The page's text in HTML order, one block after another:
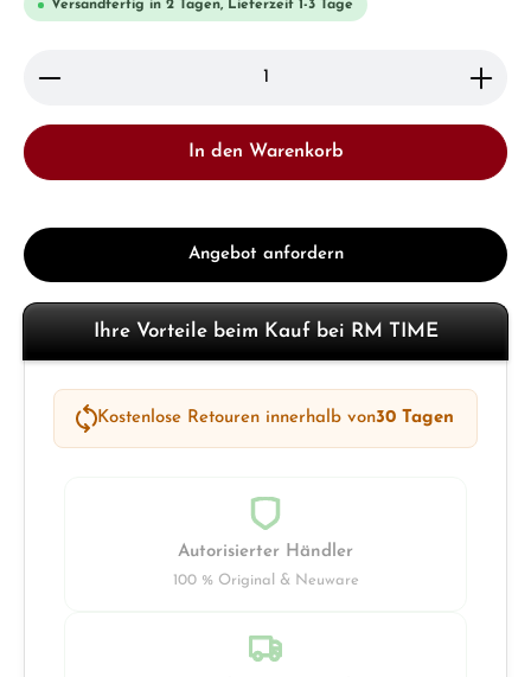
Versandfertig in 2 Tagen, Lieferzeit 1-3 Tage
Produkt Anzahl: Gib den gewünschten Wert ein
In den Warenkorb
Angebot anfordern
Ihre Vorteile beim Kauf bei RM TIME
Kostenlose Retouren innerhalb von30 Tagen
Autorisierter Händler
100 % Original & Neuware